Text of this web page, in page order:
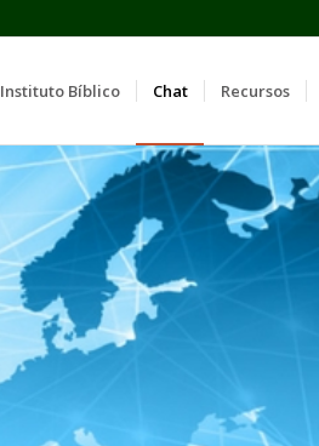
Instituto Bíblico Chat Recursos